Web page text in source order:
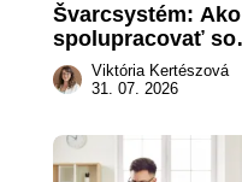
Švarcsystém: Ako
spolupracovať so
živnostníkom
legálne a bez
Viktória Kertészová
31. 07. 2026